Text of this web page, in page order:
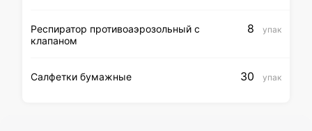
Респиратор противоаэрозольный с
клапаном
8 упак
Салфетки бумажные 30 упак